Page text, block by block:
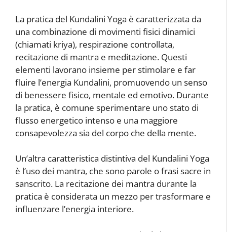
La pratica del Kundalini Yoga è caratterizzata da
una combinazione di movimenti fisici dinamici
(chiamati kriya), respirazione controllata,
recitazione di mantra e meditazione. Questi
elementi lavorano insieme per stimolare e far
fluire l’energia Kundalini, promuovendo un senso
di benessere fisico, mentale ed emotivo. Durante
la pratica, è comune sperimentare uno stato di
flusso energetico intenso e una maggiore
consapevolezza sia del corpo che della mente.
Un’altra caratteristica distintiva del Kundalini Yoga
è l’uso dei mantra, che sono parole o frasi sacre in
sanscrito. La recitazione dei mantra durante la
pratica è considerata un mezzo per trasformare e
influenzare l’energia interiore.